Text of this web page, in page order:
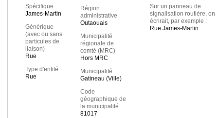
Spécifique
James-Martin
Générique
(avec ou sans
particules de
liaison)
Rue
Type d'entité
Rue
Région
administrative
Outaouais
Municipalité
régionale de
comté (MRC)
Hors MRC
Municipalité
Gatineau (Ville)
Code
géographique de
la municipalité
81017
Sur un panneau de
signalisation routière, on
écrirait, par exemple :
Rue James-Martin